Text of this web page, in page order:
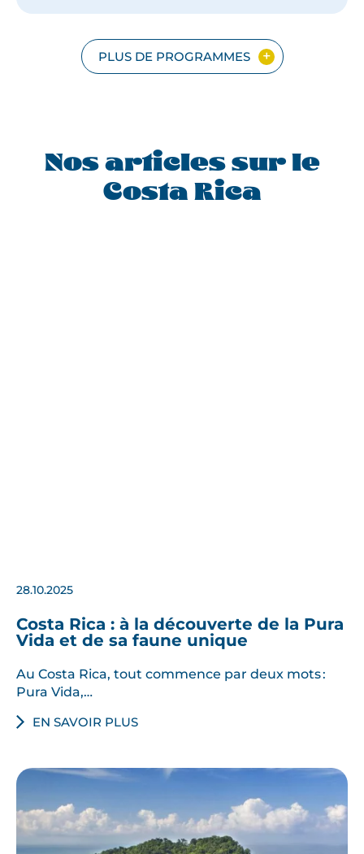
EN
FAMILLE
PLUS DE PROGRAMMES
Nos articles sur le
Costa Rica
28.10.2025
Costa Rica : à la découverte de la Pura
Vida et de sa faune unique
Au Costa Rica, tout commence par deux mots :
Pura Vida,…
EN SAVOIR PLUS